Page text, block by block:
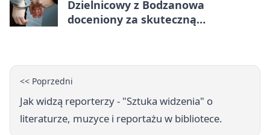
Dzielnicowy z Bodzanowa
doceniony za skuteczną
<< Poprzedni
Jak widzą reporterzy - "Sztuka widzenia" o
literaturze, muzyce i reportażu w bibliotece.